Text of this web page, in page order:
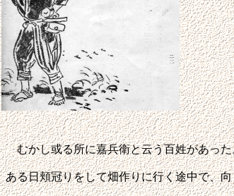
むかし或る所に嘉兵衛と云う百姓があった
ある日頬冠りをして畑作りに行く途中で、